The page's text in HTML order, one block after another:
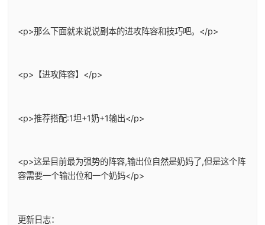
<p>那么下面就来说说副本的进攻阵容和技巧吧。</p>
<p>【进攻阵容】</p>
<p>推荐搭配:1坦+1奶+1输出</p>
<p>这是目前最为强势的阵容,输出位自然是奶妈了,但是这个阵
容需要一个输出位和一个奶妈</p>
更新日志：